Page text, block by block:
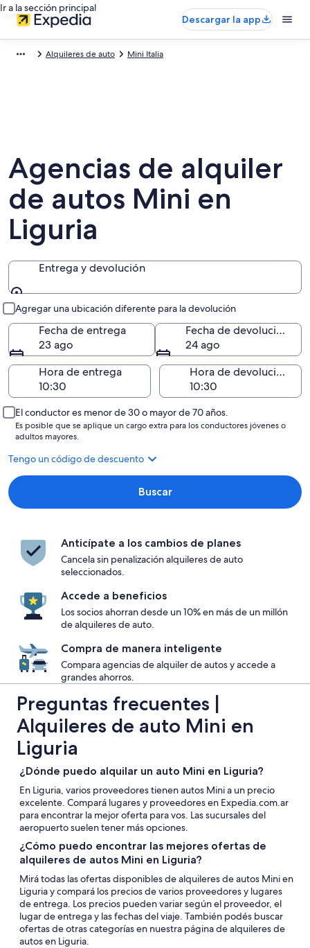
Ir a la sección principal
Descargar la app
Alquileres de auto Mini Italia
Agencias de alquiler
de autos Mini en
Liguria
Entrega y devolución
Agregar una ubicación diferente para la devolución
Fecha de entrega
23 ago
Fecha de devolución
24 ago
Hora de entrega
Hora de devolución
El conductor es menor de 30 o mayor de 70 años.
Es posible que se aplique un cargo extra para los conductores jóvenes o
adultos mayores.
Tengo un código de descuento
Buscar
Anticípate a los cambios de planes
Cancela sin penalización alquileres de auto
seleccionados.
Accede a beneficios
Los socios ahorran desde un 10% en más de un millón
de alquileres de auto.
Compra de manera inteligente
Compara agencias de alquiler de autos y accede a
grandes ahorros.
Preguntas frecuentes |
Alquileres de auto Mini en
Liguria
¿Dónde puedo alquilar un auto Mini en Liguria?
En Liguria, varios proveedores tienen autos Mini a un precio
excelente. Compará lugares y proveedores en Expedia.com.ar
para encontrar la mejor oferta para vos. Las sucursales del
aeropuerto suelen tener más opciones.
¿Cómo puedo encontrar las mejores ofertas de
alquileres de autos Mini en Liguria?
Mirá todas las ofertas disponibles de alquileres de autos Mini en
Liguria y compará los precios de varios proveedores y lugares
de entrega. Los precios pueden variar según el proveedor, el
lugar de entrega y las fechas del viaje. También podés buscar
ofertas de otras categorías en nuestra página de alquileres de
autos en Liguria.